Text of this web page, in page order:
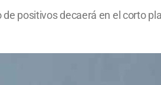
positivos decaerá en el corto